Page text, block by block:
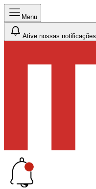
Menu
Ative nossas notificações